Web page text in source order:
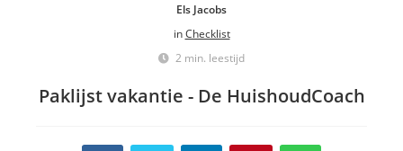
Els Jacobs
inChecklist
2 min. leestijd
Paklijst vakantie - De HuishoudCoach